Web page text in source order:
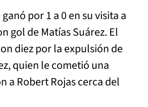
por 1 a 0 en su visita a
gol de Matías Suárez. El
diez por la expulsión de
quien le cometió una
a Robert Rojas cerca del